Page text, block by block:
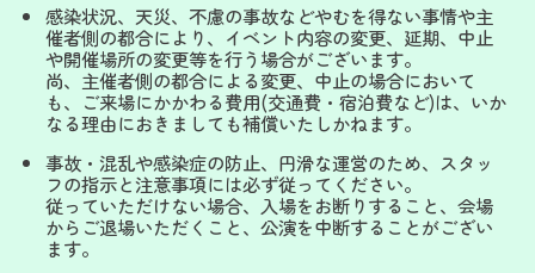
感染状況、天災、不慮の事故などやむを得ない事情や主
催者側の都合により、イベント内容の変更、延期、中止
や開催場所の変更等を行う場合がございます。
尚、主催者側の都合による変更、中止の場合において
も、ご来場にかかわる費用(交通費・宿泊費など)は、いか
なる理由におきましても補償いたしかねます。
事故・混乱や感染症の防止、円滑な運営のため、スタッ
フの指示と注意事項には必ず従ってください。
従っていただけない場合、入場をお断りすること、会場
からご退場いただくこと、公演を中断することがござい
ます。